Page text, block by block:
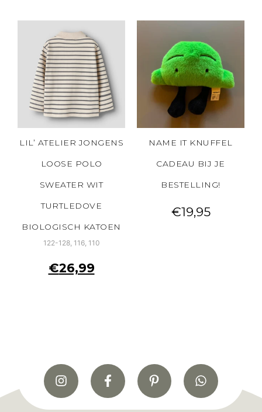
LIL’ ATELIER JONGENS
LOOSE POLO
SWEATER WIT
TURTLEDOVE
BIOLOGISCH KATOEN
122-128, 116, 110
€26,99
NAME IT KNUFFEL
CADEAU BIJ JE
BESTELLING!
€19,95